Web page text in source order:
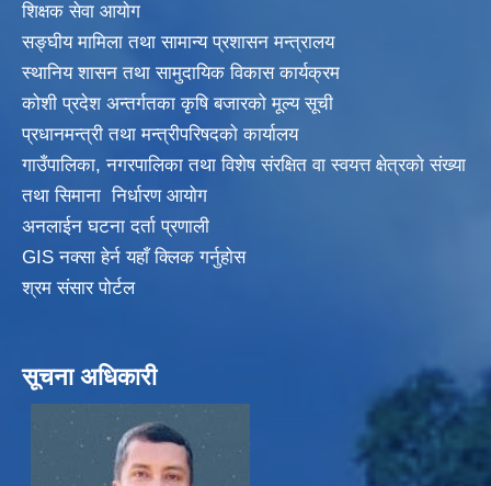
शिक्षक सेवा आयाेग
सङ्‍घीय मामिला तथा सामान्य प्रशासन मन्त्रालय
स्थानिय शासन तथा सामुदायिक विकास कार्यक्रम
कोशी प्रदेश अन्तर्गतका कृषि बजारको मूल्य सूची
प्रधानमन्त्री तथा मन्त्रीपरिषदकाे कार्यालय
गाउँपालिका, नगरपालिका तथा विशेष संरक्षित वा स्वयत्त क्षेत्रकाे संख्या
तथा सिमाना निर्धारण आयाेग
अनलाईन घटना दर्ता प्रणाली
GIS नक्सा हेर्न यहाँ क्लिक गर्नुहाेस
श्रम संसार पोर्टल
सूचना अधिकारी